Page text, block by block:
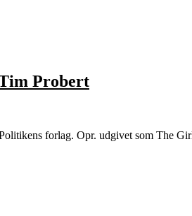
Probert
forlag. Opr. udgivet som The